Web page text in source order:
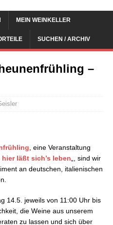
MEIN WEINKELLER
SUCHEN / ARCHIV
–
, eine Veranstaltung
läßt sich’s leben „, sind wir
an deutschen, italienischen
14.5. jeweils von 11:00 Uhr bis
die Weine aus unserem
zu lassen und sich über